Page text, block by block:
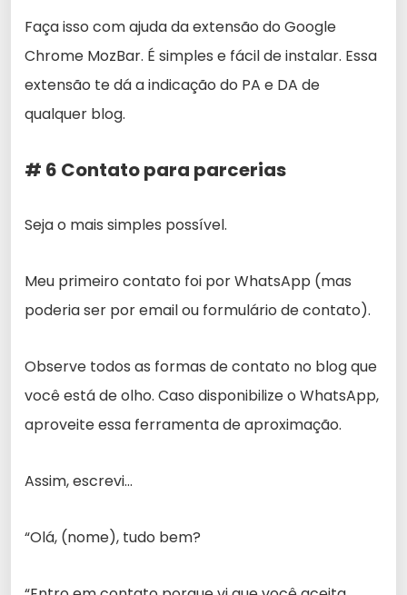
Faça isso com ajuda da extensão do Google
Chrome MozBar. É simples e fácil de instalar. Essa
extensão te dá a indicação do PA e DA de
qualquer blog.
# 6 Contato para parcerias
Seja o mais simples possível.
Meu primeiro contato foi por WhatsApp (mas
poderia ser por email ou formulário de contato).
Observe todos as formas de contato no blog que
você está de olho. Caso disponibilize o WhatsApp,
aproveite essa ferramenta de aproximação.
Assim, escrevi…
“Olá, (nome), tudo bem?